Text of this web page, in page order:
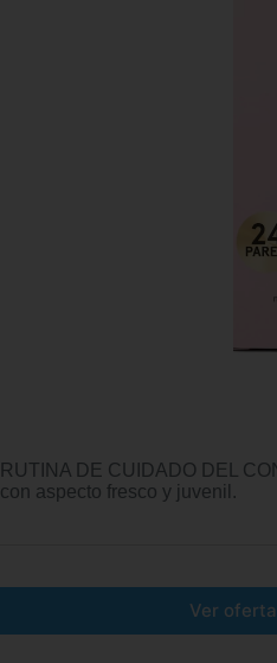
RUTINA DE CUIDADO DEL
con aspecto fresco y juvenil.
Ver oferta